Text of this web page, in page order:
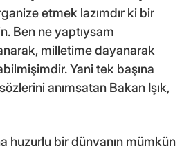
etmek lazımdır ki bir
Ben ne yaptıysam
milletime dayanarak
Yani tek başına
anımsatan Bakan Işık,
huzurlu bir dünyanın mümkün